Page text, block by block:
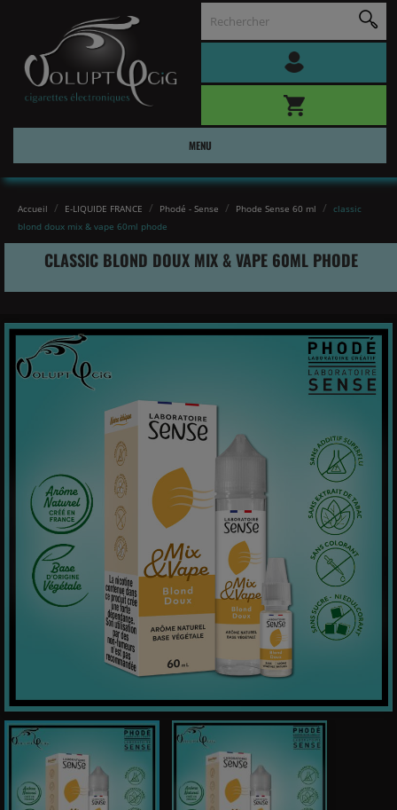
MENU
Accueil E-LIQUIDE FRANCE Phodé - Sense Phode Sense 60 ml
classic
blond doux mix & vape 60ml phode
CLASSIC BLOND DOUX MIX & VAPE 60ML PHODE